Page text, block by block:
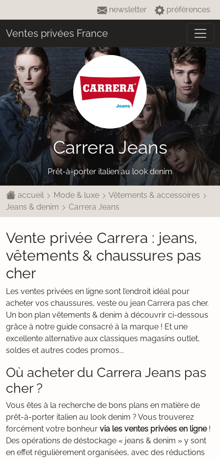
newsletter préférences
Ventes privées France
Carrera Jeans
Prêt-à-porter italien au look denim
accueil Mode & luxe
Vêtements & accessoires
Jeans & denim
Carrera Jeans
Vente privée Carrera : jeans,
vêtements & chaussures pas
cher
Les ventes privées en ligne sont l’endroit idéal pour
acheter vos chaussures, veste ou jean Carrera pas cher.
Un bon plan vêtements & denim à découvrir ci-dessous
grâce à notre guide consacré à la marque ! Et une
excellente alternative aux classiques magasins outlet,
soldes et autres codes promos...
Où acheter du Carrera Jeans pas
cher ?
Vous êtes à la recherche de bons plans en matière de
prêt-à-porter italien au look denim ? Vous trouverez
forcément votre bonheur via les ventes privées en ligne!
Des opérations de déstockage « jeans & denim » y sont
en effet régulièrement organisées, avec des réductions